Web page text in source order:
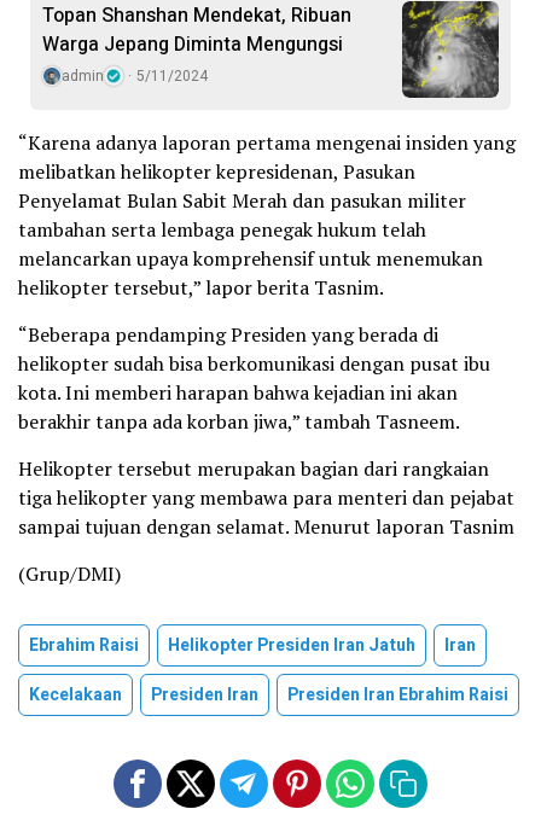
Topan Shanshan Mendekat, Ribuan
Warga Jepang Diminta Mengungsi
admin 5/11/2024
“Karena adanya laporan pertama mengenai insiden yang
melibatkan helikopter kepresidenan, Pasukan
Penyelamat Bulan Sabit Merah dan pasukan militer
tambahan serta lembaga penegak hukum telah
melancarkan upaya komprehensif untuk menemukan
helikopter tersebut,” lapor berita Tasnim.
“Beberapa pendamping Presiden yang berada di
helikopter sudah bisa berkomunikasi dengan pusat ibu
kota. Ini memberi harapan bahwa kejadian ini akan
berakhir tanpa ada korban jiwa,” tambah Tasneem.
Helikopter tersebut merupakan bagian dari rangkaian
tiga helikopter yang membawa para menteri dan pejabat
sampai tujuan dengan selamat. Menurut laporan Tasnim
(Grup/DMI)
Ebrahim Raisi Helikopter Presiden Iran Jatuh
Iran
Kecelakaan
Presiden Iran Presiden Iran Ebrahim Raisi